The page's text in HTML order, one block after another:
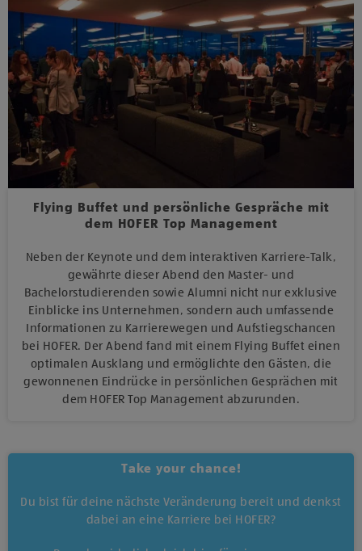
Flying Buffet und persönliche Gespräche mit
dem HOFER Top Management
Neben der Keynote und dem interaktiven Karriere-Talk,
gewährte dieser Abend den Master- und
Bachelorstudierenden sowie Alumni nicht nur exklusive
Einblicke ins Unternehmen, sondern auch umfassende
Informationen zu Karrierewegen und Aufstiegschancen
bei HOFER. Der Abend fand mit einem Flying Buffet einen
optimalen Ausklang und ermöglichte den Gästen, die
gewonnenen Eindrücke in persönlichen Gesprächen mit
dem HOFER Top Management abzurunden.
Take your chance!
Du bist für deine nächste Veränderung bereit und denkst
dabei an eine Karriere bei HOFER?